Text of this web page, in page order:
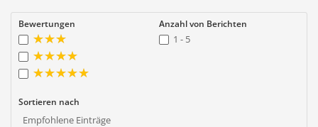
Bewertungen Anzahl von Berichten
1 - 5
Sortieren nach
Empfohlene Einträge